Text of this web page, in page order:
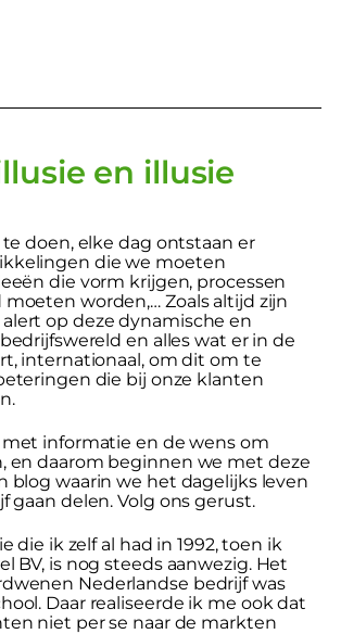
en illusie
te doen, elke dag ontstaan er
die we moeten
die vorm krijgen, processen
worden,… Zoals altijd zijn
op deze dynamische en
en alles wat er in de
internationaal, om dit om te
die bij onze klanten
informatie en de wens om
en daarom beginnen we met deze
blog waarin we het dagelijks leven
gaan delen. Volg ons gerust.
die ik zelf al had in 1992, toen ik
BV, is nog steeds aanwezig. Het
Nederlandse bedrijf was
Daar realiseerde ik me ook dat
niet per se naar de markten